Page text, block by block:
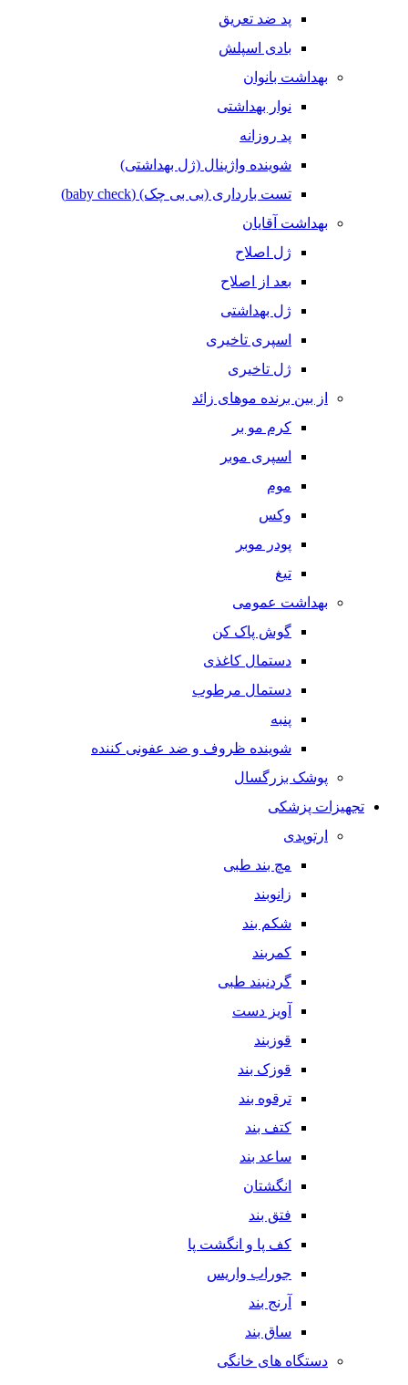
پد ضد تعریق
بادی اسپلش
بهداشت بانوان
نوار بهداشتی
پد روزانه
شوینده واژینال (ژل بهداشتی)
تست بارداری (بی بی چک) (baby check)
بهداشت آقایان
ژل اصلاح
بعد از اصلاح
ژل بهداشتی
اسپری تاخیری
ژل تاخیری
از بین برنده موهای زائد
کرم مو بر
اسپری موبر
موم
وکس
پودر موبر
تیغ
بهداشت عمومی
گوش پاک کن
دستمال کاغذی
دستمال مرطوب
پنبه
شوینده ظروف و ضد عفونی کننده
پوشک بزرگسال
تجهیزات پزشکی
ارتوپدی
مچ بند طبی
زانوبند
شکم بند
کمربند
گردنبند طبی
آویز دست
قوزبند
قوزک بند
ترقوه بند
کتف بند
ساعد بند
انگشتان
فتق بند
کف پا و انگشت پا
جوراب واریس
آرنج بند
ساق بند
دستگاه های خانگی